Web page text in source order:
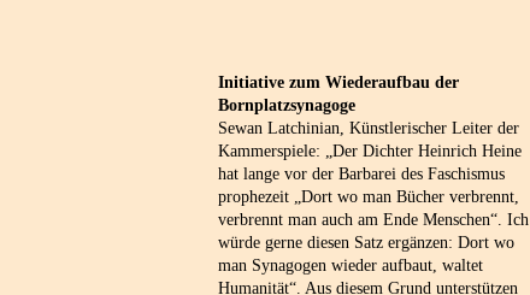
Initiative zum Wiederaufbau der
Bornplatzsynagoge
Sewan Latchinian, Künstlerischer Leiter der
Kammerspiele: „Der Dichter Heinrich Heine
hat lange vor der Barbarei des Faschismus
prophezeit „Dort wo man Bücher verbrennt,
verbrennt man auch am Ende Menschen“. Ich
würde gerne diesen Satz ergänzen: Dort wo
man Synagogen wieder aufbaut, waltet
Humanität“. Aus diesem Grund unterstützen